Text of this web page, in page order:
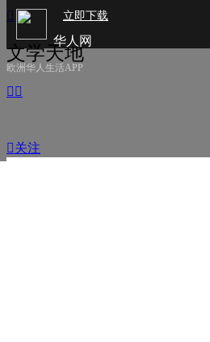
立即下载
华人网
欧洲华人生活APP
文学天地
 
 关注